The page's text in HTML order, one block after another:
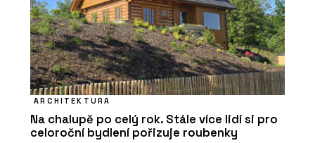
ARCHITEKTURA
Na chalupě po celý rok. Stále více lidí si pro
celoroční bydlení pořizuje roubenky